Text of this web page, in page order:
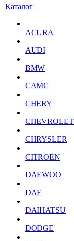
Каталог
ACURA
AUDI
BMW
CAMC
CHERY
CHEVROLET
CHRYSLER
CITROEN
DAEWOO
DAF
DAIHATSU
DODGE